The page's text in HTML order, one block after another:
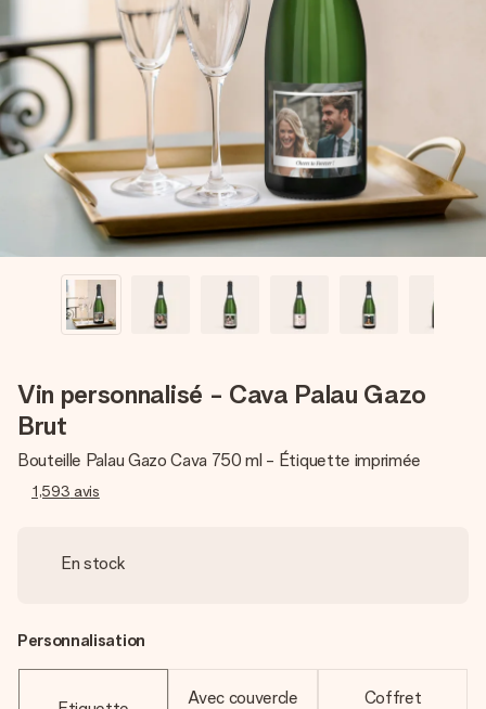
Carte de vœux gratuite
Créez quelque chose d’unique en quelques étapes – avec
son prénom, votre photo ou un message qui touche le cœur.
Sans complications, juste tout l’amour pour le moment idéal.
Vin personnalisé - Cava Palau Gazo
Brut
Bouteille Palau Gazo Cava 750 ml - Étiquette imprimée
1,593 avis
En stock
Personnalisation
Avec couvercle
Coffret